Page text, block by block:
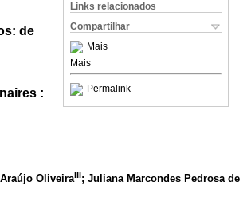
Links relacionados
Compartilhar
Mais
Mais
Permalink
de
:
OliveiraIII; Juliana Marcondes Pedrosa de